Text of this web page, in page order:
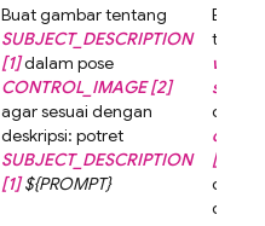
Buat gambar tentang
SUBJECT_DESCRIPTION
[1]dalam pose
CONTROL_IMAGE [2]
agar sesuai dengan
deskripsi: potret
SUBJECT_DESCRIPTION
[1] ${PROMPT}
Buat
short
dalam
[2]